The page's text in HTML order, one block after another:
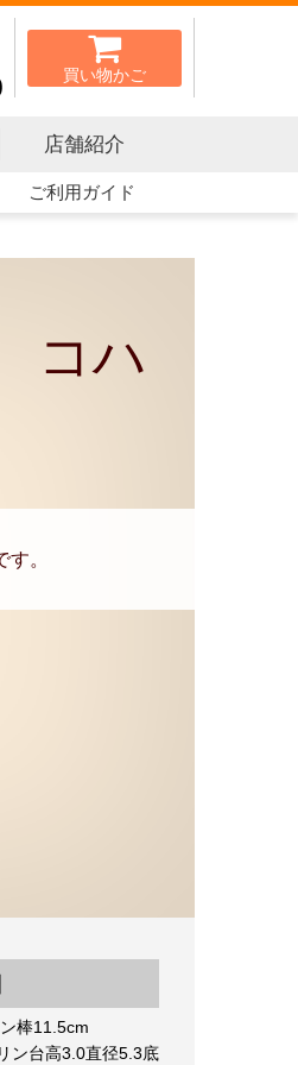
買い物かご
店舗紹介
ご利用ガイド
コハ
。
棒11.5cm
ン台高3.0直径5.3底